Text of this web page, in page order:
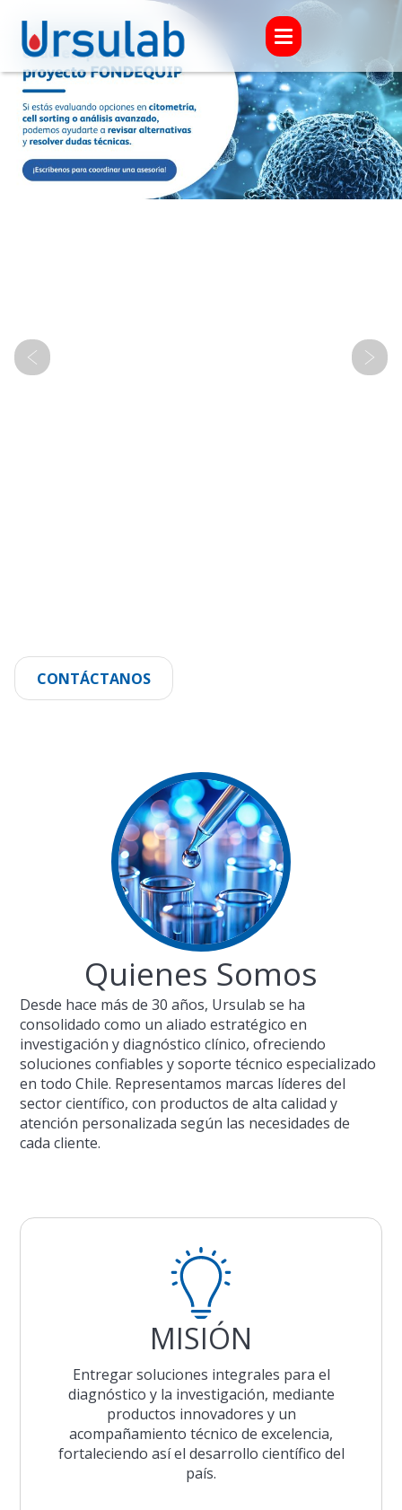
CONTÁCTANOS
Quienes Somos
Desde hace más de 30 años, Ursulab se ha
consolidado como un aliado estratégico en
investigación y diagnóstico clínico, ofreciendo
soluciones confiables y soporte técnico especializado
en todo Chile. Representamos marcas líderes del
sector científico, con productos de alta calidad y
atención personalizada según las necesidades de
cada cliente.
MISIÓN
Entregar soluciones integrales para el
diagnóstico y la investigación, mediante
productos innovadores y un
acompañamiento técnico de excelencia,
fortaleciendo así el desarrollo científico del
país.